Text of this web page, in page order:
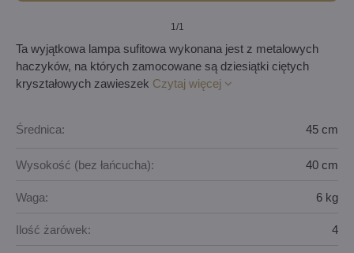
1/1
Ta wyjątkowa lampa sufitowa wykonana jest z metalowych
haczyków, na których zamocowane są dziesiątki ciętych
kryształowych zawieszek Czytaj więcej
Średnica: 45 cm
Wysokość (bez łańcucha): 40 cm
Waga: 6 kg
Ilość żarówek: 4